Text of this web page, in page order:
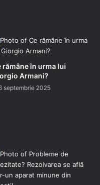
rămâne în urma lui
Armani?
septembrie 2025